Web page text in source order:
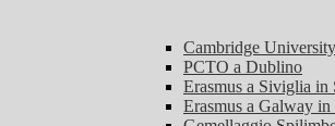
Cambridge
PCTO a Dublino
Erasmus a Siviglia in
Erasmus a Galway in